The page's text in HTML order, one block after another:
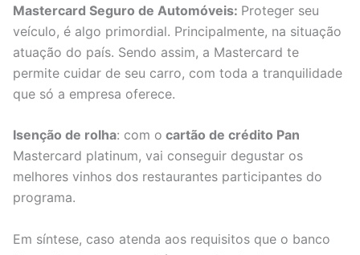
Mastercard Seguro de Automóveis: Proteger seu
veículo, é algo primordial. Principalmente, na situação
atuação do país. Sendo assim, a Mastercard te
permite cuidar de seu carro, com toda a tranquilidade
que só a empresa oferece.
Isenção de rolha: com o cartão de crédito Pan
Mastercard platinum, vai conseguir degustar os
melhores vinhos dos restaurantes participantes do
programa.
Em síntese, caso atenda aos requisitos que o banco